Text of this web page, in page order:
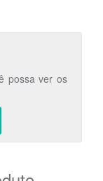
possa ver os